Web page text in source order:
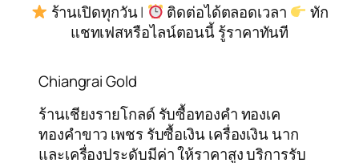
ร้านเปิดทุกวัน |
ติดต่อได้ตลอดเวลา
ทัก
แชทเฟสหรือไลน์ตอนนี้ รู้ราคาทันที
Chiangrai Gold
ร้านเชียงรายโกลด์ รับซื้อทองคำ ทองเค
ทองคำขาว เพชร รับซื้อเงิน เครื่องเงิน นาก
และเครื่องประดับมีค่า ให้ราคาสูง บริการรับ